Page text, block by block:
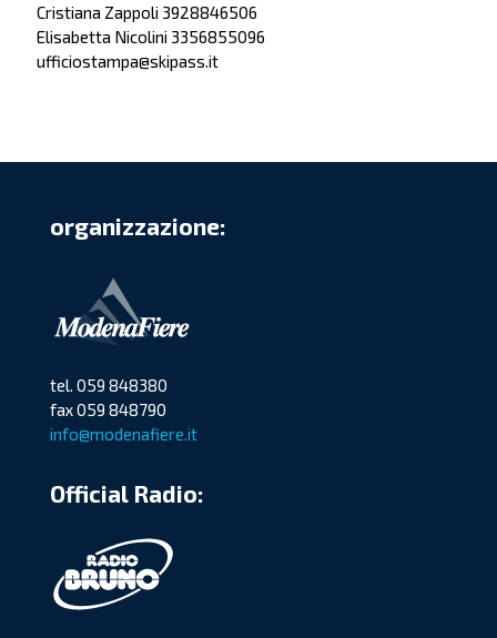
Cristiana Zappoli 3928846506
Elisabetta Nicolini 3356855096
ufficiostampa@skipass.it
organizzazione:
tel. 059 848380
fax 059 848790
info@modenafiere.it
Official Radio: